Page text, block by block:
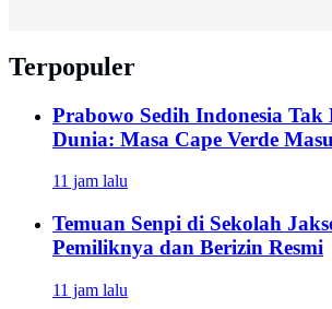
Terpopuler
Prabowo Sedih Indonesia Tak
Dunia: Masa Cape Verde
11 jam lalu
Temuan Senpi di Sekolah
Pemiliknya dan Berizin Resmi
11 jam lalu